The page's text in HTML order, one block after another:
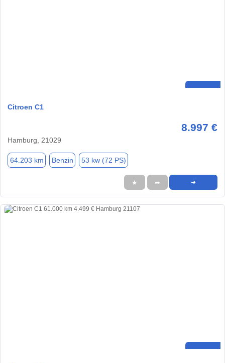
Citroen C1
8.997 €
Hamburg, 21029
64.203 km Benzin 53 kw (72 PS)
★ ➦ ➜